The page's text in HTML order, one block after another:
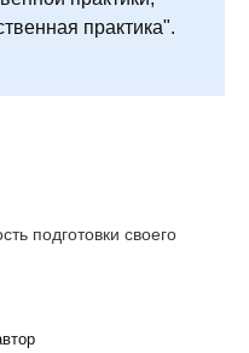
практика".
подготовки своего